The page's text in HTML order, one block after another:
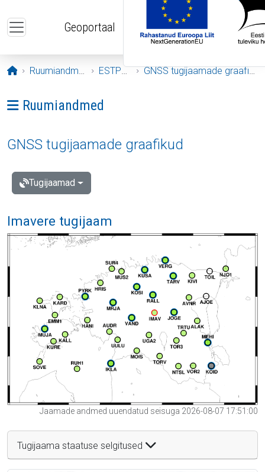
Geoportaal
Avaleht
Ruumiandmed ESTPOS GNSS tugijaamade graafikud
Ava menüü: Ruumiandmed
Ruumiandmed
GNSS tugijaamade graafikud
Tugijaamad
Imavere tugijaam
Jaamade andmed uuendatud seisuga 2026-08-07 17:51:00
Tugijaama staatuse selgitused